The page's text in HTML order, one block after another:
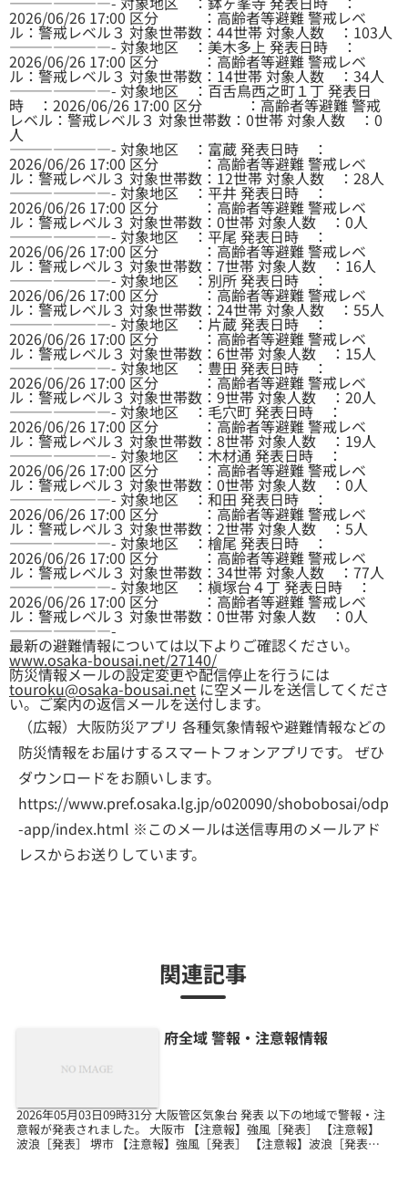
2026/06/26 17:00 区分 ：高齢者等避難 警戒レベ
ル：警戒レベル３ 対象世帯数：44世帯 対象人数 ：103人
———————- 対象地区 ：美木多上 発表日時 ：
2026/06/26 17:00 区分 ：高齢者等避難 警戒レベ
ル：警戒レベル３ 対象世帯数：14世帯 対象人数 ：34人
———————- 対象地区 ：百舌鳥西之町１丁 発表日
時 ：2026/06/26 17:00 区分 ：高齢者等避難 警戒
レベル：警戒レベル３ 対象世帯数：0世帯 対象人数 ：0
人
———————- 対象地区 ：富蔵 発表日時 ：
2026/06/26 17:00 区分 ：高齢者等避難 警戒レベ
ル：警戒レベル３ 対象世帯数：12世帯 対象人数 ：28人
———————- 対象地区 ：平井 発表日時 ：
2026/06/26 17:00 区分 ：高齢者等避難 警戒レベ
ル：警戒レベル３ 対象世帯数：0世帯 対象人数 ：0人
———————- 対象地区 ：平尾 発表日時 ：
2026/06/26 17:00 区分 ：高齢者等避難 警戒レベ
ル：警戒レベル３ 対象世帯数：7世帯 対象人数 ：16人
———————- 対象地区 ：別所 発表日時 ：
2026/06/26 17:00 区分 ：高齢者等避難 警戒レベ
ル：警戒レベル３ 対象世帯数：24世帯 対象人数 ：55人
———————- 対象地区 ：片蔵 発表日時 ：
2026/06/26 17:00 区分 ：高齢者等避難 警戒レベ
ル：警戒レベル３ 対象世帯数：6世帯 対象人数 ：15人
———————- 対象地区 ：豊田 発表日時 ：
2026/06/26 17:00 区分 ：高齢者等避難 警戒レベ
ル：警戒レベル３ 対象世帯数：9世帯 対象人数 ：20人
———————- 対象地区 ：毛穴町 発表日時 ：
2026/06/26 17:00 区分 ：高齢者等避難 警戒レベ
ル：警戒レベル３ 対象世帯数：8世帯 対象人数 ：19人
———————- 対象地区 ：木材通 発表日時 ：
2026/06/26 17:00 区分 ：高齢者等避難 警戒レベ
ル：警戒レベル３ 対象世帯数：0世帯 対象人数 ：0人
———————- 対象地区 ：和田 発表日時 ：
2026/06/26 17:00 区分 ：高齢者等避難 警戒レベ
ル：警戒レベル３ 対象世帯数：2世帯 対象人数 ：5人
———————- 対象地区 ：檜尾 発表日時 ：
2026/06/26 17:00 区分 ：高齢者等避難 警戒レベ
ル：警戒レベル３ 対象世帯数：34世帯 対象人数 ：77人
———————- 対象地区 ：槇塚台４丁 発表日時 ：
2026/06/26 17:00 区分 ：高齢者等避難 警戒レベ
ル：警戒レベル３ 対象世帯数：0世帯 対象人数 ：0人
———————-
最新の避難情報については以下よりご確認ください。
www.osaka-bousai.net/27140/
防災情報メールの設定変更や配信停止を行うには
touroku@osaka-bousai.netに空メールを送信してくださ
い。ご案内の返信メールを送付します。
（広報）大阪防災アプリ 各種気象情報や避難情報などの
防災情報をお届けするスマートフォンアプリです。 ぜひ
ダウンロードをお願いします。
https://www.pref.osaka.lg.jp/o020090/shobobosai/odp
-app/index.html ※このメールは送信専用のメールアド
レスからお送りしています。
関連記事
府全域 警報・注意報情報
2026年05月03日09時31分 大阪管区気象台 発表 以下の地域で警報・注
意報が発表されました。 大阪市 【注意報】強風［発表］ 【注意報】
波浪［発表］ 堺市 【注意報】強風［発表］ 【注意報】波浪［発表］